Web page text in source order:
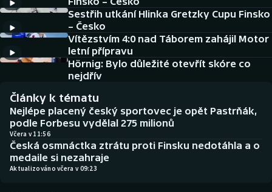
DALŠÍ SPORTY
Americký fotbal
Baseball a softbal
Basketbal
Biatlon
Boby a skeleton
NEPŘEHLÉDNĚTE
Soutěže
Historické návraty
Aplikace ČT sport
AZ kvíz
Sestřih utkání Hlinka Gretzky Cupu Finsko
– Česko
Vítězstvím 4:0 nad Táborem zahájil Motor
letní přípravu
Hörnig: Bylo důležité otevřít skóre co
nejdřív
Články k tématu
Nejlépe placený český sportovec je opět Pastrňák,
podle Forbesu vydělal 275 milionů
Včera v 11:56
Česká osmnáctka ztrátu proti Finsku nedotáhla a o
medaile si nezahraje
Aktualizováno včera v 09:23